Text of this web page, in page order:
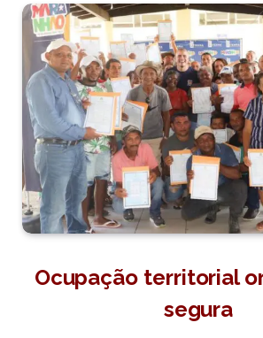
Ocupação territorial
segura